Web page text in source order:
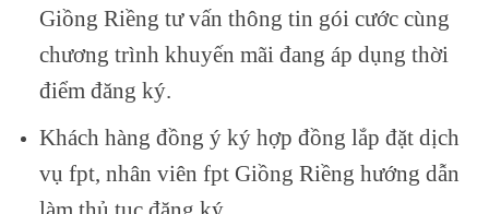
Giồng Riềng tư vấn thông tin gói cước cùng
chương trình khuyến mãi đang áp dụng thời
điểm đăng ký.
Khách hàng đồng ý ký hợp đồng lắp đặt dịch
vụ fpt, nhân viên fpt Giồng Riềng hướng dẫn